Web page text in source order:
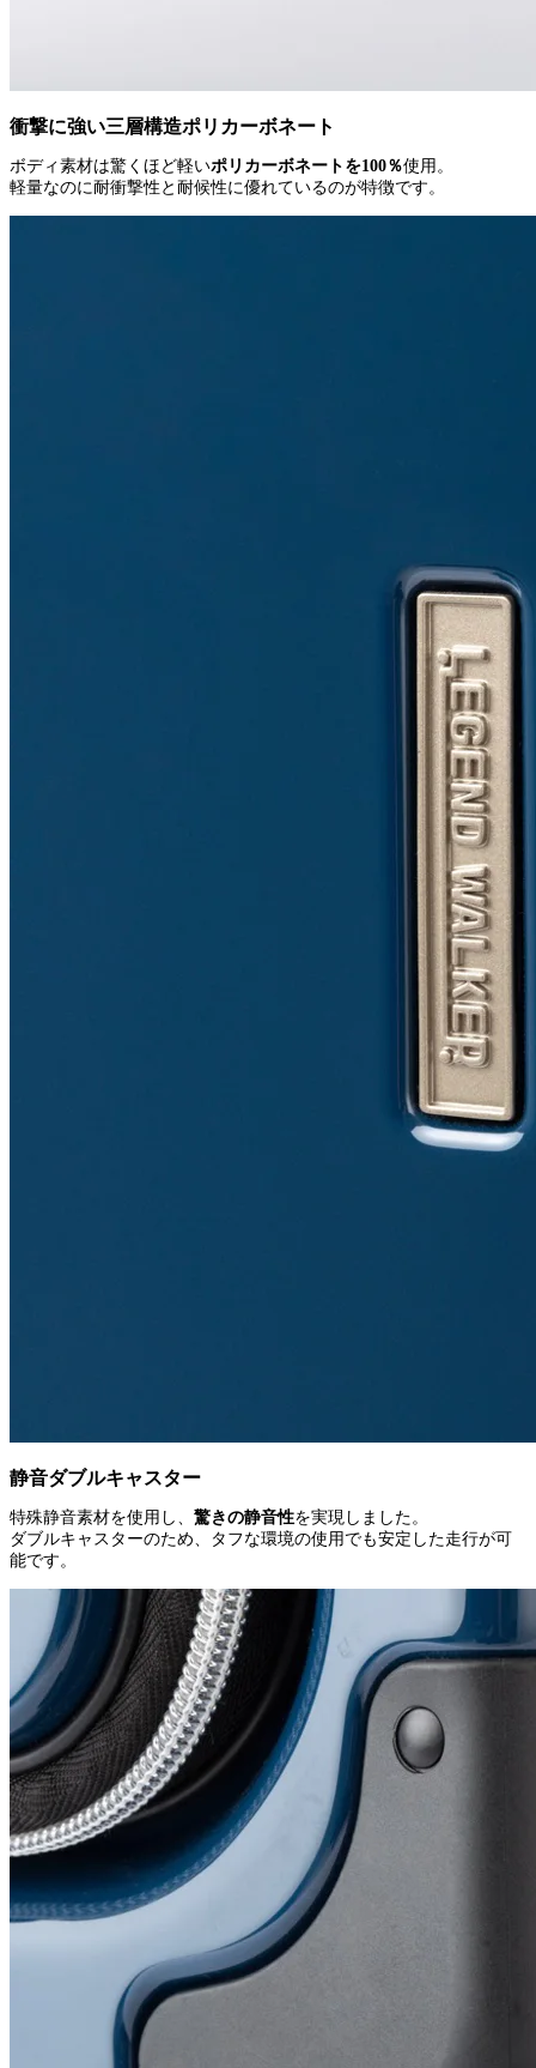
衝撃に強い三層構造ポリカーボネート
ボディ素材は驚くほど軽いポリカーボネートを100％使用。
軽量なのに耐衝撃性と耐候性に優れているのが特徴です。
静音ダブルキャスター
特殊静音素材を使用し、 驚きの静音性を実現しました。
ダブルキャスターのため、タフな環境の使用でも安定した走行が可
能です。